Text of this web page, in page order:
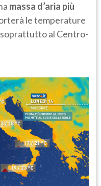
massa d’aria più
le temperature
soprattutto al Centro-